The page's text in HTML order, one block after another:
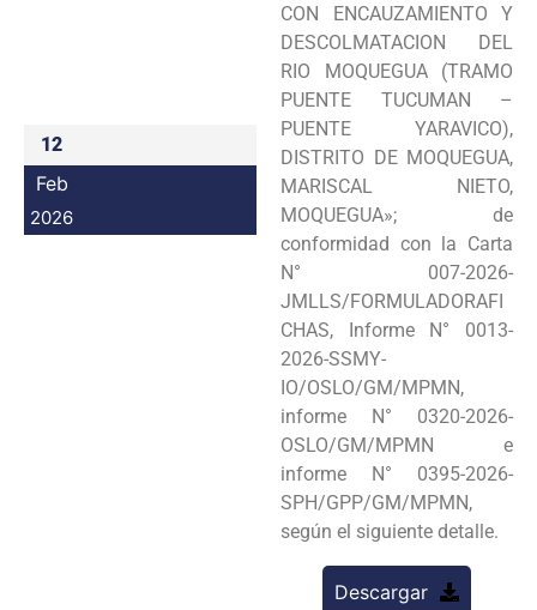
12
Feb
2026
CON ENCAUZAMIENTO Y
DESCOLMATACION DEL
RIO MOQUEGUA (TRAMO
PUENTE TUCUMAN –
PUENTE YARAVICO),
DISTRITO DE MOQUEGUA,
MARISCAL NIETO,
MOQUEGUA»; de
conformidad con la Carta
N° 007-2026-
JMLLS/FORMULADORAFI
CHAS, Informe N° 0013-
2026-SSMY-
IO/OSLO/GM/MPMN,
informe N° 0320-2026-
OSLO/GM/MPMN e
informe N° 0395-2026-
SPH/GPP/GM/MPMN,
según el siguiente detalle.
Descargar